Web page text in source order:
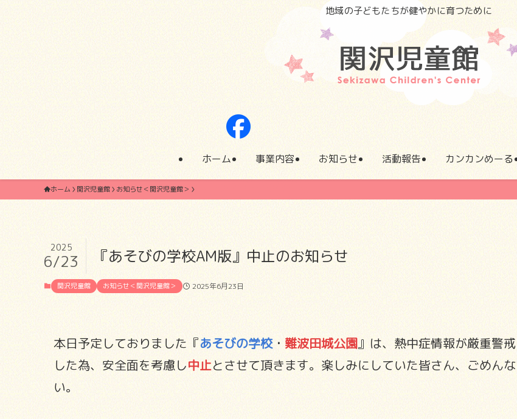
地域の子どもたちが健やかに育つために
ホーム 事業内容 お知らせ 活動報告 カンカンめーる
ホーム 関沢児童館 お知らせ＜関沢児童館＞
『あそびの学校AM版』中止のお知らせ
2025
6/23
関沢児童館 お知らせ＜関沢児童館＞ 2025年6月23日
本日予定しておりました『あそびの学校・難波田城公園』は、熱中症情報が厳重警
した為、安全面を考慮し中止とさせて頂きます。楽しみにしていた皆さん、ごめん
い。